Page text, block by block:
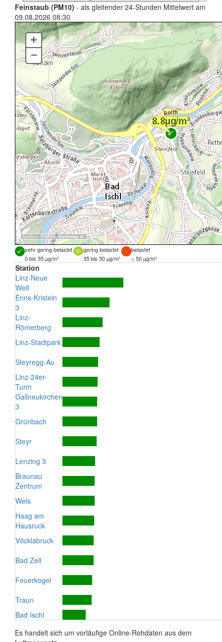
Feinstaub (PM10) - als gleitender 24-Stunden Mittelwert am
09.08.2026 08:30
Quellen: DORIS, basemap.at
+
–
sehr gering belastet gering belastet
belastet
0 bis 35 µg/m³
35 bis 50 µg/m³ > 50 µg/m³
Station
Linz-Neue
Welt
Enns-Kristein
3
Linz-
Römerberg
Linz-Stadtpark
Steyregg-Au
Linz-24er-
Turm
Gallneukirchen
3
Grünbach
Steyr
Lenzing 3
Braunau
Zentrum
Wels
Haag am
Hausruck
Vöcklabruck
Bad Zell
Feuerkogel
Traun
Bad Ischl
Es handelt sich um vorläufige Online-Rohdaten aus dem